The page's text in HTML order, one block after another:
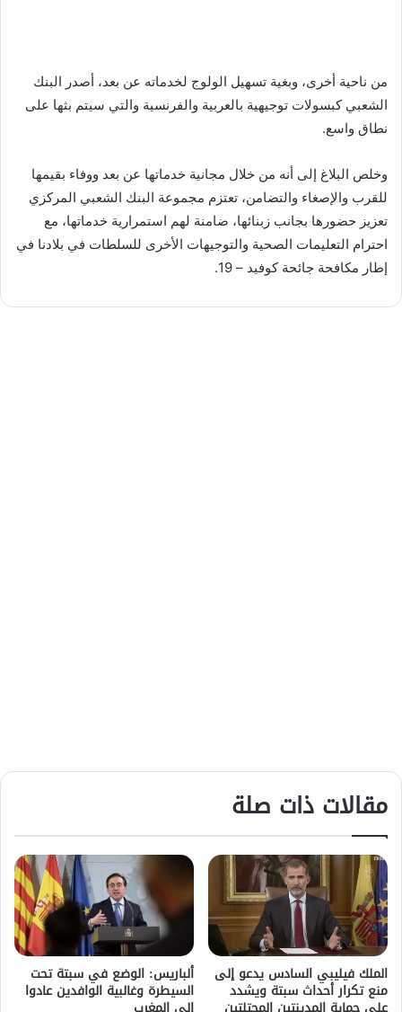
من ناحية أخرى، وبغية تسهيل الولوج لخدماته عن بعد، أصدر البنك
الشعبي كبسولات توجيهية بالعربية والفرنسية والتي سيتم بثها على
نطاق واسع.
وخلص البلاغ إلى أنه من خلال مجانية خدماتها عن بعد ووفاء بقيمها
للقرب والإصغاء والتضامن، تعتزم مجموعة البنك الشعبي المركزي
تعزيز حضورها بجانب زبنائها، ضامنة لهم استمرارية خدماتها، مع
احترام التعليمات الصحية والتوجيهات الأخرى للسلطات في بلادنا في
إطار مكافحة جائحة كوفيد – 19.
مقالات ذات صلة
الملك فيليبي السادس يدعو إلى
منع تكرار أحداث سبتة ويشدد
ألباريس: الوضع في سبتة تحت
السيطرة وغالبية الوافدين عادوا